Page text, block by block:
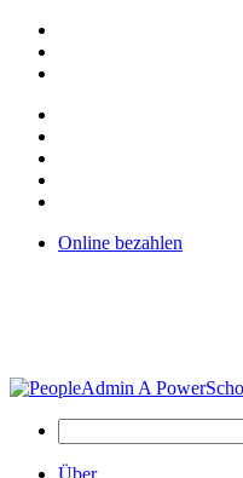
Online bezahlen
Über